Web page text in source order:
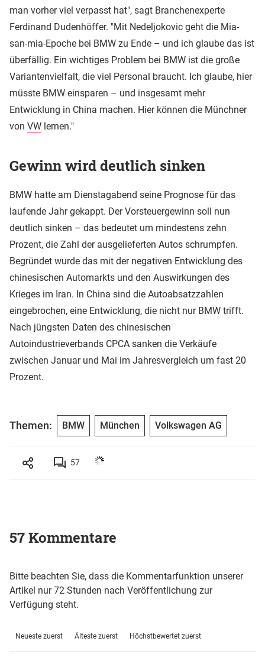
man vorher viel verpasst hat", sagt Branchenexperte
Ferdinand Dudenhöffer. "Mit Nedeljokovic geht die Mia-
san-mia-Epoche bei BMW zu Ende – und ich glaube das ist
überfällig. Ein wichtiges Problem bei BMW ist die große
Variantenvielfalt, die viel Personal braucht. Ich glaube, hier
müsste BMW einsparen – und insgesamt mehr
Entwicklung in China machen. Hier können die Münchner
von VW lernen."
Gewinn wird deutlich sinken
BMW hatte am Dienstagabend seine Prognose für das
laufende Jahr gekappt. Der Vorsteuergewinn soll nun
deutlich sinken – das bedeutet um mindestens zehn
Prozent, die Zahl der ausgelieferten Autos schrumpfen.
Begründet wurde das mit der negativen Entwicklung des
chinesischen Automarkts und den Auswirkungen des
Krieges im Iran. In China sind die Autoabsatzzahlen
eingebrochen, eine Entwicklung, die nicht nur BMW trifft.
Nach jüngsten Daten des chinesischen
Autoindustrieverbands CPCA sanken die Verkäufe
zwischen Januar und Mai im Jahresvergleich um fast 20
Prozent.
Themen: BMW München Volkswagen AG
57
57 Kommentare
Bitte beachten Sie, dass die Kommentarfunktion unserer
Artikel nur 72 Stunden nach Veröffentlichung zur
Verfügung steht.
Neueste zuerst Älteste zuerst Höchstbewertet zuerst